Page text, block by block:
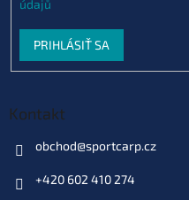
údajů
PRIHLÁSIŤ SA
Kontakt
obchod@sportcarp.cz
+420 602 410 274